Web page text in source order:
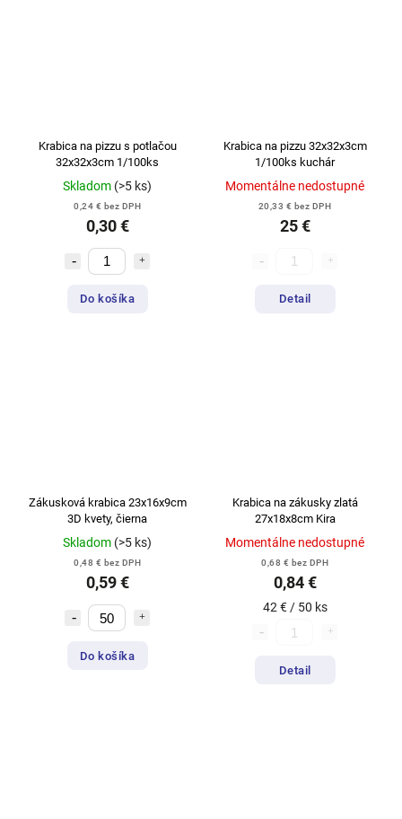
Krabica na pizzu s potlačou
32x32x3cm 1/100ks
Skladom (>5 ks)
0,24 € bez DPH
0,30 €
Do košíka
Krabica na pizzu 32x32x3cm
1/100ks kuchár
Momentálne nedostupné
20,33 € bez DPH
25 €
Detail
Zákusková krabica 23x16x9cm
3D kvety, čierna
Skladom (>5 ks)
0,48 € bez DPH
0,59 €
Do košíka
Krabica na zákusky zlatá
27x18x8cm Kira
Momentálne nedostupné
0,68 € bez DPH
0,84 €
42 € / 50 ks
Detail